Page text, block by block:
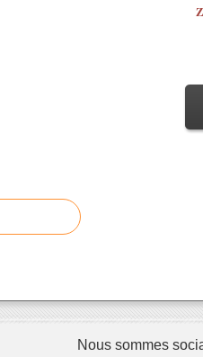
Nous sommes